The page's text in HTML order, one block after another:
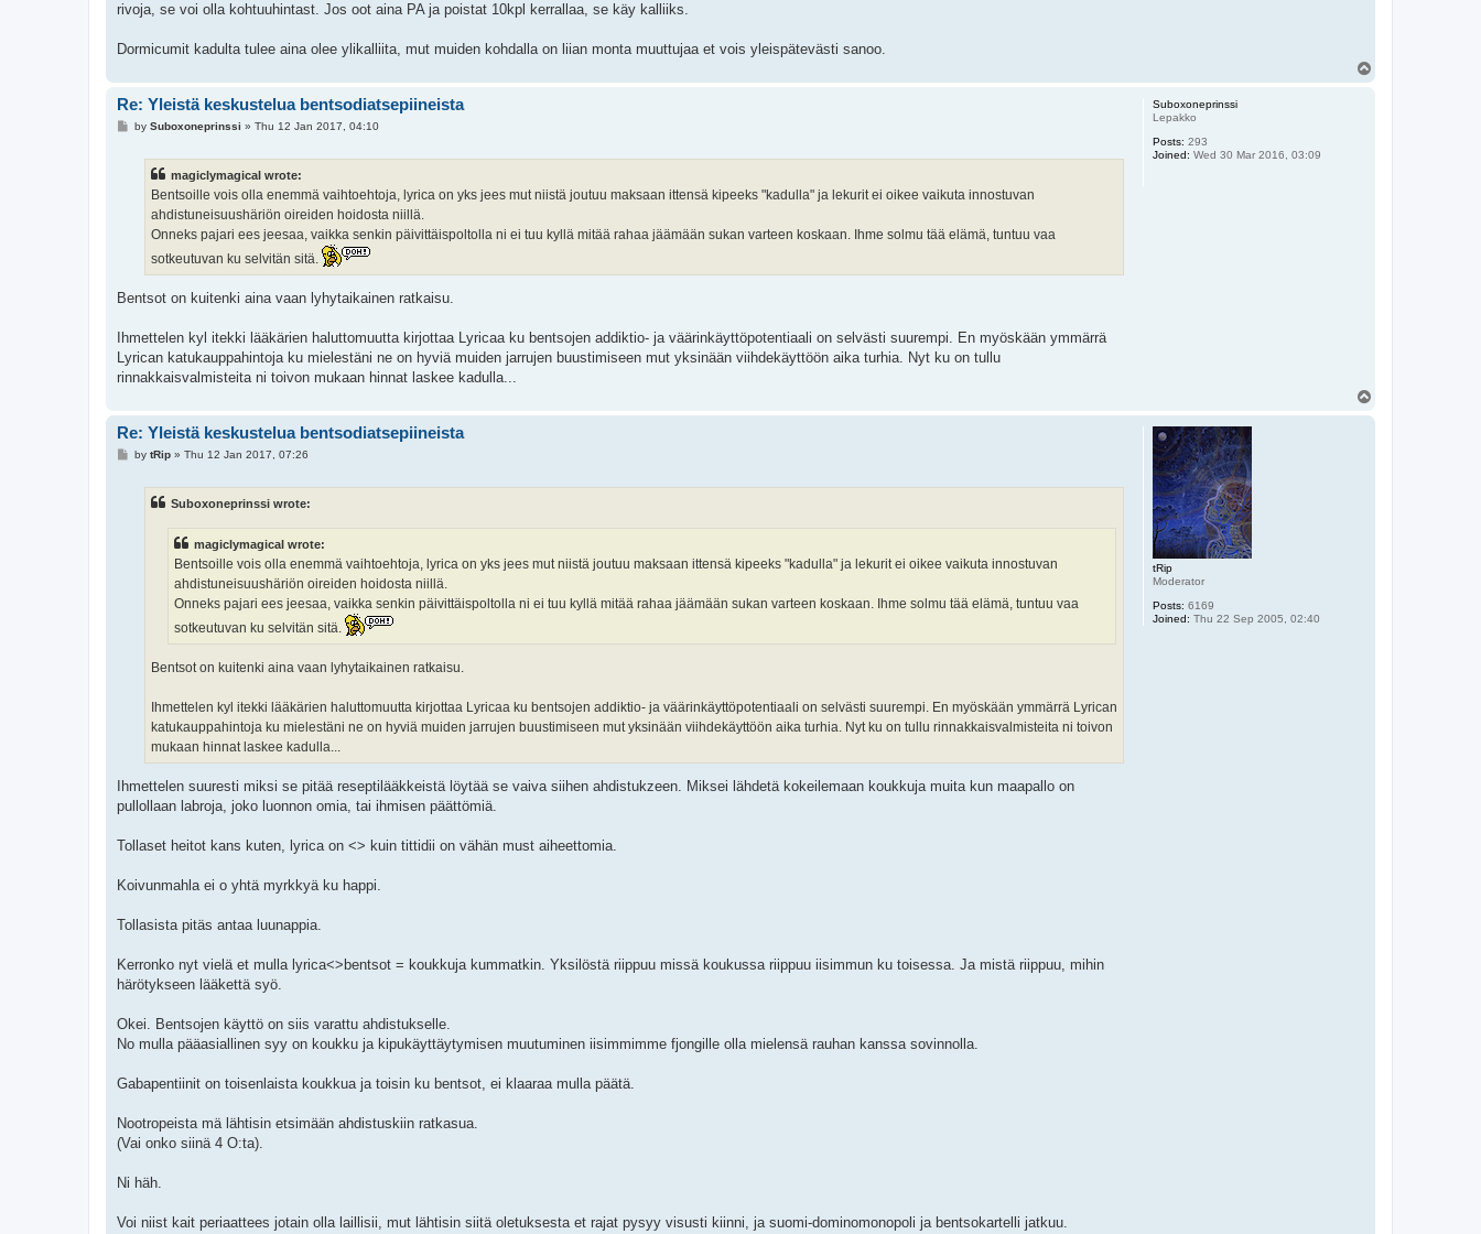
rivoja, se voi olla kohtuuhintast. Jos oot aina PA ja poistat 10kpl kerrallaa, se käy kalliiks.
Dormicumit kadulta tulee aina olee ylikalliita, mut muiden kohdalla on liian monta muuttujaa et vois yleispätevästi sanoo.
Suboxoneprinssi
Lepakko
Posts: 293
Joined: Wed 30 Mar 2016, 03:09
Re: Yleistä keskustelua bentsodiatsepiineista
Pby Suboxoneprinssi » Thu 12 Jan 2017, 04:10
magiclymagical wrote:
Bentsoille vois olla enemmä vaihtoehtoja, lyrica on yks jees mut niistä joutuu maksaan ittensä kipeeks "kadulla" ja lekurit ei oikee vaikuta innostuvan
ahdistuneisuushäriön oireiden hoidosta niillä.
Onneks pajari ees jeesaa, vaikka senkin päivittäispoltolla ni ei tuu kyllä mitää rahaa jäämään sukan varteen koskaan. Ihme solmu tää elämä, tuntuu vaa
sotkeutuvan ku selvitän sitä.
Bentsot on kuitenki aina vaan lyhytaikainen ratkaisu.
Ihmettelen kyl itekki lääkärien haluttomuutta kirjottaa Lyricaa ku bentsojen addiktio- ja väärinkäyttöpotentiaali on selvästi suurempi. En myöskään ymmärrä
Lyrican katukauppahintoja ku mielestäni ne on hyviä muiden jarrujen buustimiseen mut yksinään viihdekäyttöön aika turhia. Nyt ku on tullu
rinnakkaisvalmisteita ni toivon mukaan hinnat laskee kadulla...
tRip
Moderator
Posts: 6169
Joined: Thu 22 Sep 2005, 02:40
Re: Yleistä keskustelua bentsodiatsepiineista
Pby tRip» Thu 12 Jan 2017, 07:26
Suboxoneprinssi wrote:
magiclymagical wrote:
Bentsoille vois olla enemmä vaihtoehtoja, lyrica on yks jees mut niistä joutuu maksaan ittensä kipeeks "kadulla" ja lekurit ei oikee vaikuta innostuvan
ahdistuneisuushäriön oireiden hoidosta niillä.
Onneks pajari ees jeesaa, vaikka senkin päivittäispoltolla ni ei tuu kyllä mitää rahaa jäämään sukan varteen koskaan. Ihme solmu tää elämä, tuntuu vaa
sotkeutuvan ku selvitän sitä.
Bentsot on kuitenki aina vaan lyhytaikainen ratkaisu.
Ihmettelen kyl itekki lääkärien haluttomuutta kirjottaa Lyricaa ku bentsojen addiktio- ja väärinkäyttöpotentiaali on selvästi suurempi. En myöskään ymmärrä Lyrican
katukauppahintoja ku mielestäni ne on hyviä muiden jarrujen buustimiseen mut yksinään viihdekäyttöön aika turhia. Nyt ku on tullu rinnakkaisvalmisteita ni toivon
mukaan hinnat laskee kadulla...
Ihmettelen suuresti miksi se pitää reseptilääkkeistä löytää se vaiva siihen ahdistukzeen. Miksei lähdetä kokeilemaan koukkuja muita kun maapallo on
pullollaan labroja, joko luonnon omia, tai ihmisen päättömiä.
Tollaset heitot kans kuten, lyrica on <> kuin tittidii on vähän must aiheettomia.
Koivunmahla ei o yhtä myrkkyä ku happi.
Tollasista pitäs antaa luunappia.
Kerronko nyt vielä et mulla lyrica<>bentsot = koukkuja kummatkin. Yksilöstä riippuu missä koukussa riippuu iisimmun ku toisessa. Ja mistä riippuu, mihin
härötykseen lääkettä syö.
Okei. Bentsojen käyttö on siis varattu ahdistukselle.
No mulla pääasiallinen syy on koukku ja kipukäyttäytymisen muutuminen iisimmimme fjongille olla mielensä rauhan kanssa sovinnolla.
Gabapentiinit on toisenlaista koukkua ja toisin ku bentsot, ei klaaraa mulla päätä.
Nootropeista mä lähtisin etsimään ahdistuskiin ratkasua.
(Vai onko siinä 4 O:ta).
Ni häh.
Voi niist kait periaattees jotain olla laillisii, mut lähtisin siitä oletuksesta et rajat pysyy visusti kiinni, ja suomi-dominomonopoli ja bentsokartelli jatkuu.